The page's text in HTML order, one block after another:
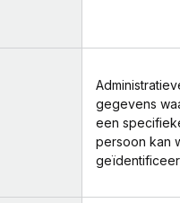
gegevens
een
persoon kan